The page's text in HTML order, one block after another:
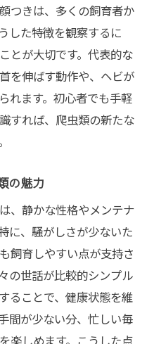
つきは、多くの飼育者か
した特徴を観察するに
とが大切です。代表的な
を伸ばす動作や、ヘビが
れます。初心者でも手軽
すれば、爬虫類の新たな
の魅力
、静かな性格やメンテナ
に、騒がしさが少ないた
飼育しやすい点が支持さ
の世話が比較的シンプル
ることで、健康状態を維
間が少ない分、忙しい毎